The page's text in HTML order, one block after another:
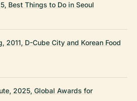
Best Things to Do in Seoul
2011, D-Cube City and Korean Food
2025, Global Awards for